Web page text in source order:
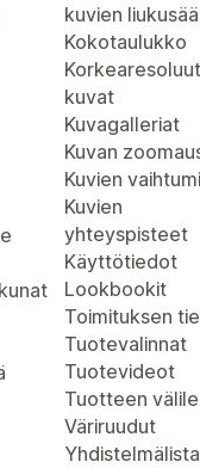
kuvien
Kokotaulukko
kuvat
Kuvagalleriat
Kuvan
Kuvien
Kuvien
yhteyspisteet
Käyttötiedot
Lookbookit
Toimituksen
Tuotevalinnat
Tuotevideot
Tuotteen
Väriruudut